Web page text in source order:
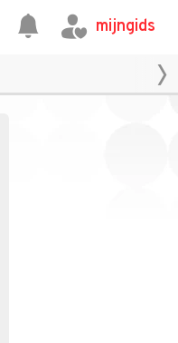
mijngids